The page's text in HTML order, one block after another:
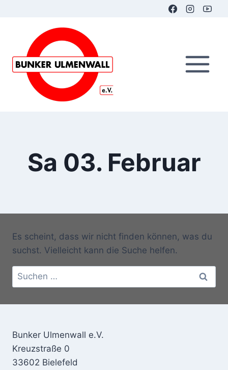
Sa 03. Februar
Es scheint, dass wir nicht finden können, was du
suchst. Vielleicht kann die Suche helfen.
Suchen
nach:
Bunker Ulmenwall e.V.
Kreuzstraße 0
33602 Bielefeld